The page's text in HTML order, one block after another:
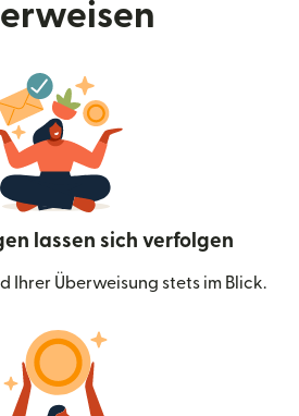
lassen sich verfolgen
Ihrer Überweisung stets im Blick.